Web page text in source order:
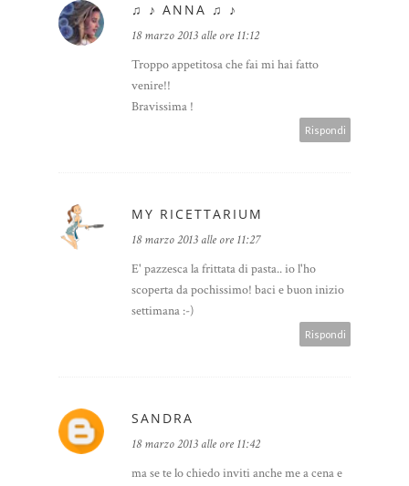
♫ ♪ ANNA ♫ ♪
18 marzo 2013 alle ore 11:12
Troppo appetitosa che fai mi hai fatto
venire!!
Bravissima !
Rispondi
MY RICETTARIUM
18 marzo 2013 alle ore 11:27
E' pazzesca la frittata di pasta.. io l'ho
scoperta da pochissimo! baci e buon inizio
settimana :-)
Rispondi
SANDRA
18 marzo 2013 alle ore 11:42
ma se te lo chiedo inviti anche me a cena e